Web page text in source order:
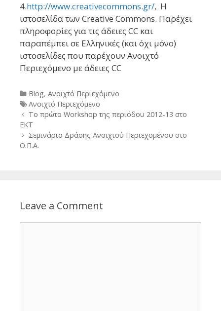
4.http://www.creativecommons.gr/, Η
ιστοσελίδα των Creative Commons. Παρέχει
πληροφορίες για τις άδειες CC και
παραπέμπει σε Ελληνικές (και όχι μόνο)
ιστοσελίδες που παρέχουν Ανοιχτό
Περιεχόμενο με άδειες CC
Categories
Blog, Ανοιχτό Περιεχόμενο
Tags
Ανοιχτό Περιεχόμενο
Post
navigation
Το πρώτο Workshop της περιόδου 2012-13 στο
ΕΚΤ
Σεμινάριο Δράσης Ανοιχτού Περιεχομένου στο
Ο.Π.Α.
Leave a Comment